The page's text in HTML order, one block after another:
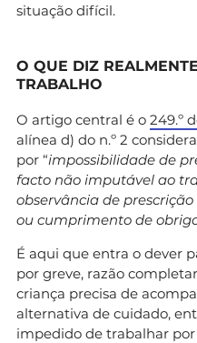
situação difícil.
O QUE DIZ
TRABALHO
O artigo central é o 249.º
alínea d) do n.º 2
por “impossibilidade de
facto não imputável ao
observância de
ou cumprimento de
É aqui que entra o dever
por greve, razão
criança precisa de
alternativa de cuidado,
impedido de trabalhar